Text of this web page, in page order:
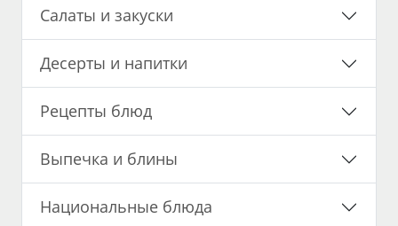
Салаты и закуски
Десерты и напитки
Рецепты блюд
Выпечка и блины
Национальные блюда